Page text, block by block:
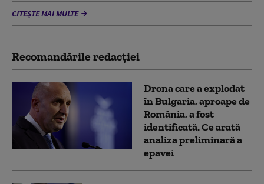
CITEȘTE MAI MULTE
Recomandările redacţiei
Drona care a explodat
în Bulgaria, aproape de
România, a fost
identificată. Ce arată
analiza preliminară a
epavei